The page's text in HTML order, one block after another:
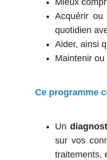
Mieux
Acquérir ou
quotidien
Aider, ainsi
Maintenir
Ce programme
Un
sur vos
traitements,